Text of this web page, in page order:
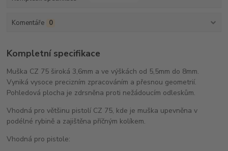
Komentáře 0
Kompletní specifikace
Muška CZ 75 široká 3,6mm a ve výškách od 5,5mm do 8mm.
Vyniká vysoce precizním zpracováním a přesnou geometrií.
Pohledová plocha je zdrsněna proti nežádoucím odleskům.
Vhodná pro většinu pistolí CZ 75, kde je muška upevněna v
podélné rybině a zajištěna příčným kolíkem.
Vhodná pro pistole: